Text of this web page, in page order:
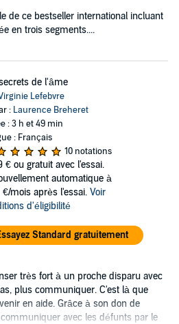
de ce bestseller international incluant
en trois segments....
de l'âme
Lefebvre
: Laurence Breheret
: 3 h et 49 min
: Français
10 notations
€ ou gratuit avec l'essai.
automatique à
€/mois après l'essai. Voir
d'éligibilité
Standard gratuitement
très fort à un proche disparu avec
plus communiquer. C'est là que
en aide. Grâce à son don de
avec les défunts par le